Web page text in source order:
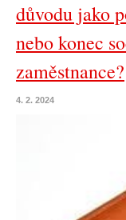
důvodu jako
nebo konec
zaměstnance?
4. 2. 2024